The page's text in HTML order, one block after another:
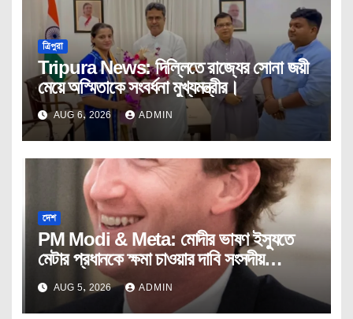
ত্রিপুরা
Tripura News: দিল্লিতে রাজ্যের সোনা জয়ী
মেয়ে অস্মিতাকে সংবর্ধনা মুখ্যমন্ত্রীর।
AUG 6, 2026 ADMIN
দেশ
PM Modi & Meta: মোদীর ভাষণ ইস্যুতে
মেটার প্রধানকে ক্ষমা চাওয়ার দাবি সংসদীয়
প্যানেলের।
AUG 5, 2026 ADMIN